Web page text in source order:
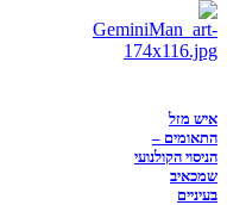
איש מזל
התאומים –
הניסוי הקולנועי
שמכאיב
בעיניים